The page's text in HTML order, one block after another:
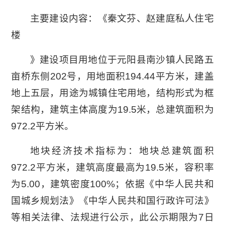
主要建设内容：《秦文芬、赵建庭私人住宅
楼
》建设项目用地位于元阳县南沙镇人民路五
亩桥东侧202号，用地面积194.44平方米，建盖
地上五层，用途为城镇住宅用地，结构形式为框
架结构，建筑主体高度为19.5米，总建筑面积为
972.2平方米。
地块经济技术指标为：地块总建筑面积
972.2平方米，建筑高度最高为19.5米，容积率
为5.00，建筑密度100%；依据《中华人民共和
国城乡规划法》《中华人民共和国行政许可法》
等相关法律、法规进行公示，此公示期限为7日